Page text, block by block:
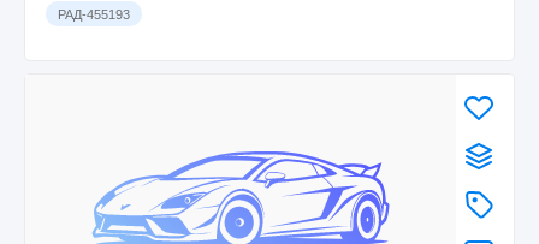
РАД-455193